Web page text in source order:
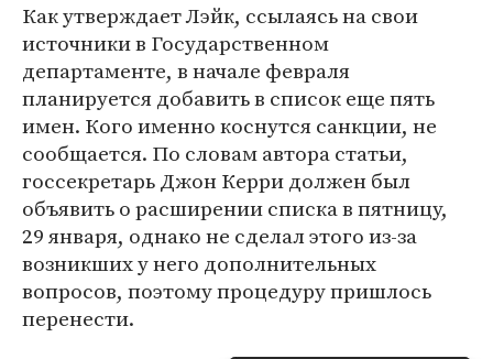
Как утверждает Лэйк, ссылаясь на свои
источники в Государственном
департаменте, в начале февраля
планируется добавить в список еще пять
имен. Кого именно коснутся санкции, не
сообщается. По словам автора статьи,
госсекретарь Джон Керри должен был
объявить о расширении списка в пятницу,
29 января, однако не сделал этого из-за
возникших у него дополнительных
вопросов, поэтому процедуру пришлось
перенести.